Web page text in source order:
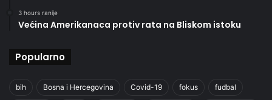
3 hours ranije
Većina Amerikanaca protiv rata na Bliskom istoku
Popularno
bih Bosna i Hercegovina Covid-19 fokus fudbal